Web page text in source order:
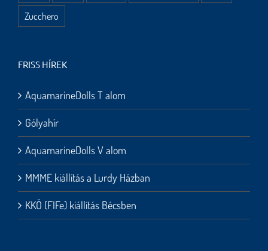
Zucchero
FRISS HÍREK
AquamarineDolls T alom
Gólyahír
AquamarineDolls V alom
MMME kiállítás a Lurdy Házban
KKÖ (FIFe) kiállítás Bécsben